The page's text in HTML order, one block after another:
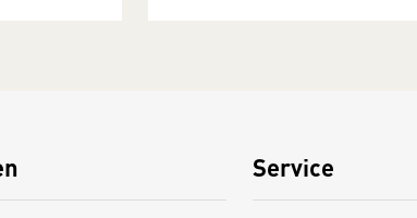
Service